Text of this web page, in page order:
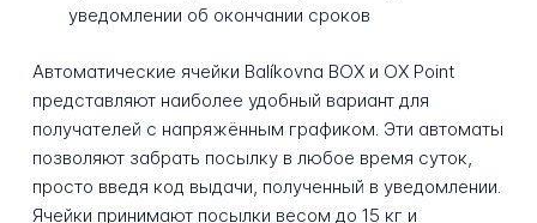
уведомлении об окончании сроков
Автоматические ячейки Balíkovna BOX и OX Point
представляют наиболее удобный вариант для
получателей с напряжённым графиком. Эти автоматы
позволяют забрать посылку в любое время суток,
просто введя код выдачи, полученный в уведомлении.
Ячейки принимают посылки весом до 15 кг и